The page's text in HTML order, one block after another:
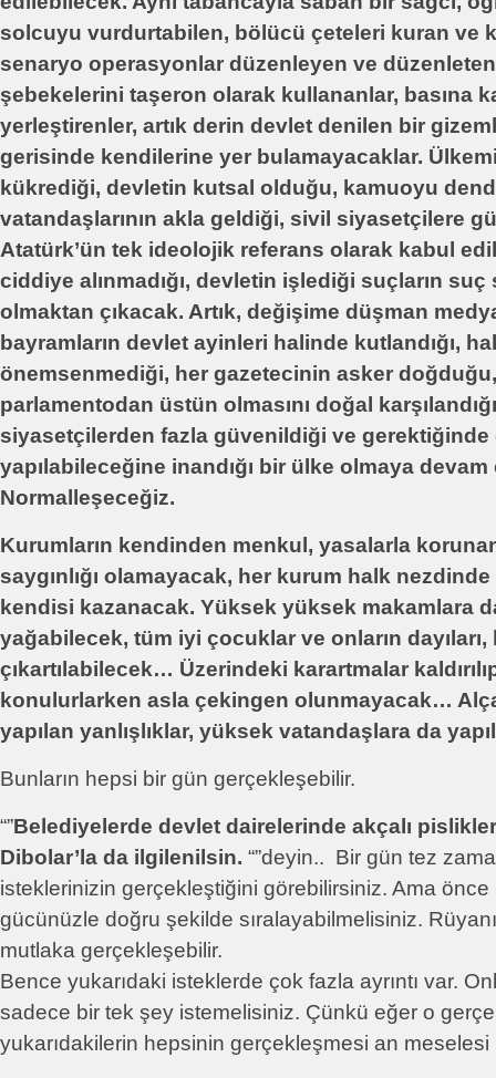
solcuyu vurdurtabilen, bölücü çeteleri kuran ve
senaryo operasyonlar düzenleyen ve
şebekelerini taşeron olarak kullananlar, basına
yerleştirenler, artık derin devlet denilen bir
gerisinde kendilerine yer bulamayacaklar.
kükrediği, devletin kutsal olduğu, kamuoyu
vatandaşlarının akla geldiği, sivil siyasetçilere
Atatürk’ün tek ideolojik referans olarak kabul
ciddiye alınmadığı, devletin işlediği suçların suç
olmaktan çıkacak. Artık, değişime düşman
bayramların devlet ayinleri halinde kutlandığı,
önemsenmediği, her gazetecinin asker
parlamentodan üstün olmasını doğal
siyasetçilerden fazla güvenildiği ve gerektiğinde
yapılabileceğine inandığı bir ülke olmaya
Normalleşeceğiz.
Kurumların kendinden menkul, yasalarla
saygınlığı olamayacak, her kurum halk nezdinde
kendisi kazanacak. Yüksek yüksek makamlara
yağabilecek, tüm iyi çocuklar ve onların
çıkartılabilecek… Üzerindeki karartmalar
konulurlarken asla çekingen olunmayacak…
yapılan yanlışlıklar, yüksek vatandaşlara da
Bunların hepsi bir gün gerçekleşebilir.
“”Belediyelerde devlet dairelerinde akçalı
Dibolar’la da ilgilenilsin. “”deyin.. Bir gün tez
isteklerinizin gerçekleştiğini görebilirsiniz. Ama
gücünüzle doğru şekilde sıralayabilmelisiniz.
mutlaka gerçekleşebilir.
Bence yukarıdaki isteklerde çok fazla ayrıntı var.
sadece bir tek şey istemelisiniz. Çünkü eğer o
yukarıdakilerin hepsinin gerçekleşmesi an meselesi